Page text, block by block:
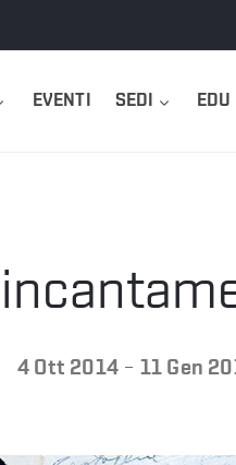
EVENTI SEDI EDU
4 Ott 2014 - 11 Gen